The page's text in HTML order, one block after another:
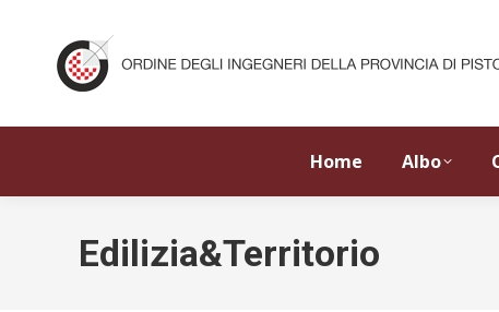
Home Albo
Edilizia&Territorio